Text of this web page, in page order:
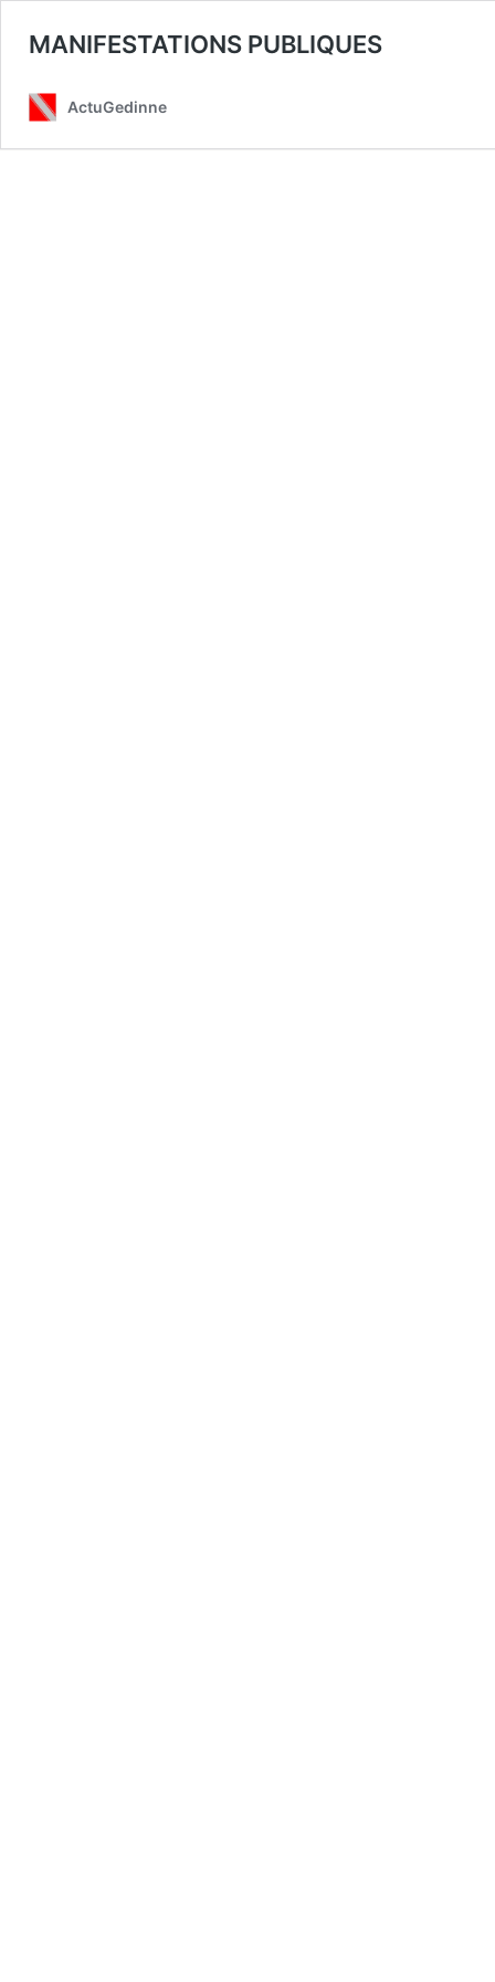
MANIFESTATIONS PUBLIQUES
ActuGedinne